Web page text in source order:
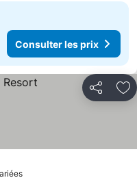
Consulter les prix
Partager
Consulter les prix